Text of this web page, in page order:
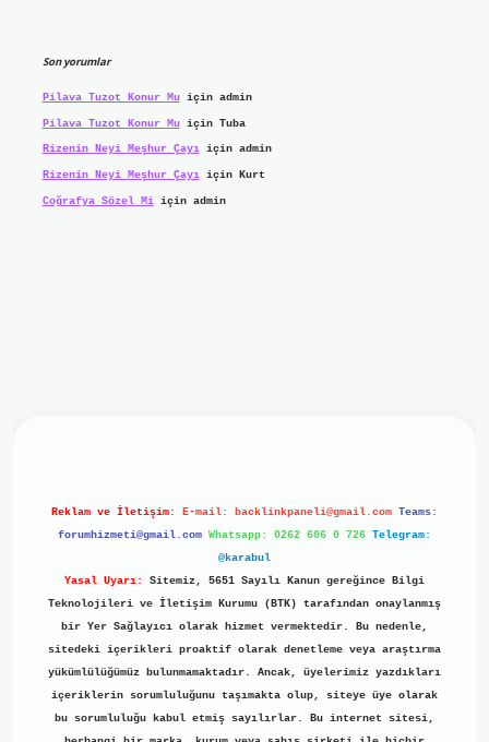
Son yorumlar
Pilava Tuzot Konur Muiçin admin
Pilava Tuzot Konur Muiçin Tuba
Rizenin Neyi Meşhur Çayıiçin admin
Rizenin Neyi Meşhur Çayıiçin Kurt
Coğrafya Sözel Miiçin admin
Reklam ve İletişim: E-mail: backlinkpaneli@gmail.com Teams:
forumhizmeti@gmail.com Whatsapp: 0262 606 0 726 Telegram:
@karabul
Yasal Uyarı:
Sitemiz, 5651 Sayılı Kanun gereğince Bilgi
Teknolojileri ve İletişim Kurumu (BTK) tarafından onaylanmış
bir Yer Sağlayıcı olarak hizmet vermektedir. Bu nedenle,
sitedeki içerikleri proaktif olarak denetleme veya araştırma
yükümlülüğümüz bulunmamaktadır. Ancak, üyelerimiz yazdıkları
içeriklerin sorumluluğunu taşımakta olup, siteye üye olarak
bu sorumluluğu kabul etmiş sayılırlar. Bu internet sitesi,